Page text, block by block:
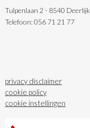
Tulpenlaan 2 - 8540 Deerlijk
Telefoon: 056 71 21 77
privacy disclaimer
cookie policy
cookie instellingen